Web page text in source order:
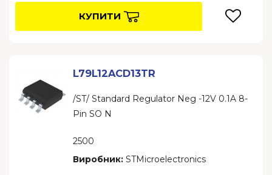
КУПИТИ
L79L12ACD13TR
/ST/ Standard Regulator Neg -12V 0.1A 8-
Pin SO N
2500
Виробник: STMicroelectronics